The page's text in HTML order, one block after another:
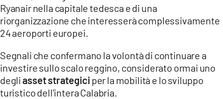
Ryanair nella capitale tedesca e di una
riorganizzazione che interesserà complessivamente
24 aeroporti europei.
Segnali che confermano la volontà di continuare a
investire sullo scalo reggino, considerato ormai uno
degliasset strategici per la mobilità e lo sviluppo
turistico dell’intera Calabria.